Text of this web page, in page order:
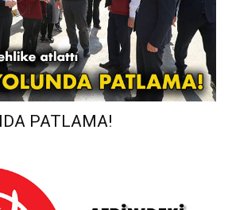
PATLAMA!